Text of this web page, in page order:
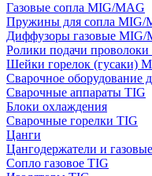
Газовые сопла MIG/MAG
Пружины для сопла MIG/
Диффузоры газовые MIG/
Ролики подачи
Шейки горелок (гусаки)
Сварочное оборудование
Сварочные аппараты TIG
Блоки охлаждения
Сварочные горелки TIG
Цанги
Цангодержатели и
Сопло газовое TIG